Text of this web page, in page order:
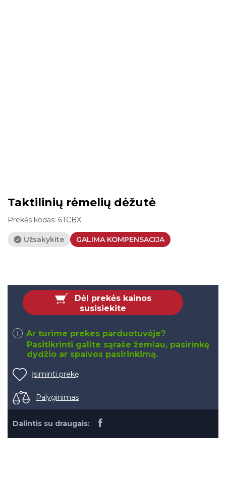
Taktilinių rėmelių dėžutė
Prekės kodas: 6TCBX
Užsakykite GALIMA KOMPENSACIJA
Dėl prekės kainos
susisiekite
Ar turime prekes parduotuvėje?
Pasitikrinti galite sąraše žemiau, pasirinkę
dydžio ar spalvos pasirinkimą.
Įsiminti prekę
Palyginimas
Dalintis su draugais: